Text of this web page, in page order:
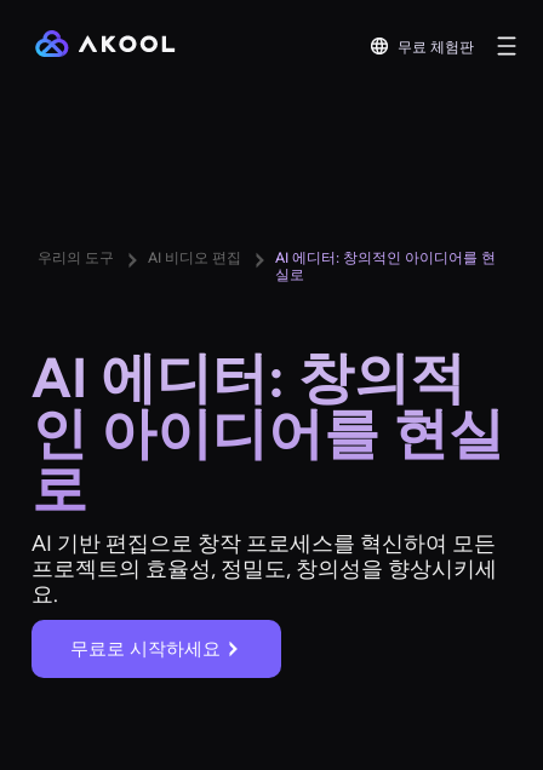
무료 체험판
우리의 도구 AI 비디오 편집
AI 에디터: 창의적인 아이디어를 현
실로
AI 에디터: 창의적
인 아이디어를 현실
로
AI 기반 편집으로 창작 프로세스를 혁신하여 모든
프로젝트의 효율성, 정밀도, 창의성을 향상시키세
요.
무료로 시작하세요